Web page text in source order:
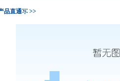
页
品直通车 >>